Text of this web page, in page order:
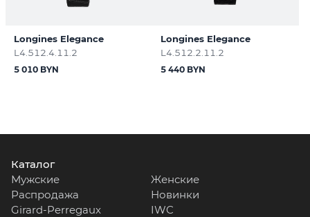
Longines Elegance
L4.512.4.11.2
5 010 BYN
Longines Elegance
L4.512.2.11.2
5 440 BYN
Каталог
Мужские
Женские
Распродажа
Новинки
Girard-Perregaux
IWC